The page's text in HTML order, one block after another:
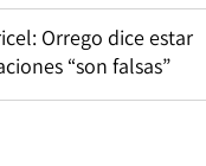
Orrego dice estar
“son falsas”